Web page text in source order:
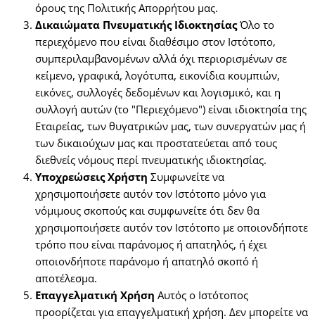
όρους της Πολιτικής Απορρήτου μας.
Δικαιώματα Πνευματικής ΙδιοκτησίαςΌλο το
περιεχόμενο που είναι διαθέσιμο στον Ιστότοπο,
συμπεριλαμβανομένων αλλά όχι περιορισμένων σε
κείμενο, γραφικά, λογότυπα, εικονίδια κουμπιών,
εικόνες, συλλογές δεδομένων και λογισμικό, και η
συλλογή αυτών (το "Περιεχόμενο") είναι ιδιοκτησία της
Εταιρείας, των θυγατρικών μας, των συνεργατών μας ή
των δικαιούχων μας και προστατεύεται από τους
διεθνείς νόμους περί πνευματικής ιδιοκτησίας.
Υποχρεώσεις Χρήστη Συμφωνείτε να
χρησιμοποιήσετε αυτόν τον Ιστότοπο μόνο για
νόμιμους σκοπούς και συμφωνείτε ότι δεν θα
χρησιμοποιήσετε αυτόν τον Ιστότοπο με οποιονδήποτε
τρόπο που είναι παράνομος ή απατηλός, ή έχει
οποιονδήποτε παράνομο ή απατηλό σκοπό ή
αποτέλεσμα.
Επαγγελματική Χρήση Αυτός ο Ιστότοπος
προορίζεται για επαγγελματική χρήση. Δεν μπορείτε να